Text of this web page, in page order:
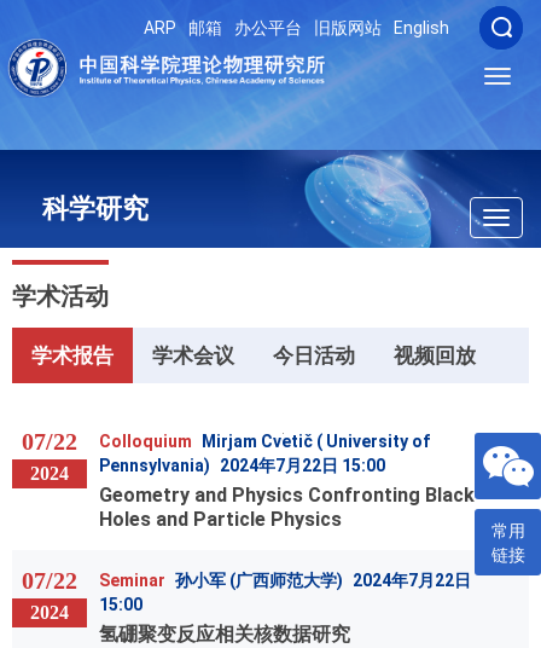
ARP 邮箱 办公平台 旧版网站 English
科学研究
学术活动
学术报告 学术会议 今日活动 视频回放
07/22
2024
Colloquium
Mirjam Cvetič ( University of
Pennsylvania)
2024年7月22日 15:00
Geometry and Physics Confronting Black
Holes and Particle Physics
07/22
2024
Seminar 孙小军 (广西师范大学)
2024年7月22日
15:00
氢硼聚变反应相关核数据研究
常用
链接